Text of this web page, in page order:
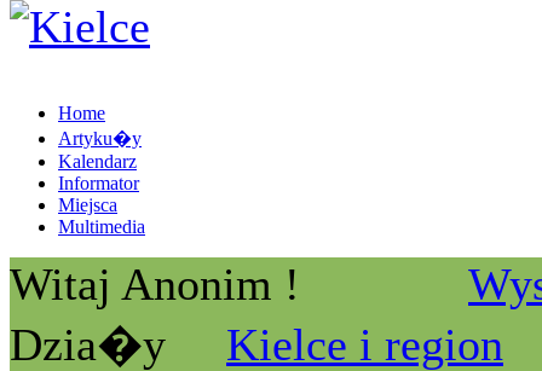
Home
Artyku�y
Kalendarz
Informator
Miejsca
Multimedia
Witaj Anonim !
Dzia�y
Kielce i region